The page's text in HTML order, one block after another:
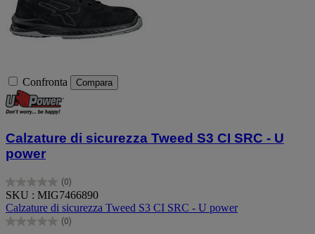
Confronta Compara
Calzature di sicurezza Tweed S3 CI SRC - U
power
(0)
0.0
su
5
stelle.
SKU : MIG7466890
Calzature di sicurezza Tweed S3 CI SRC - U power
(0)
0.0